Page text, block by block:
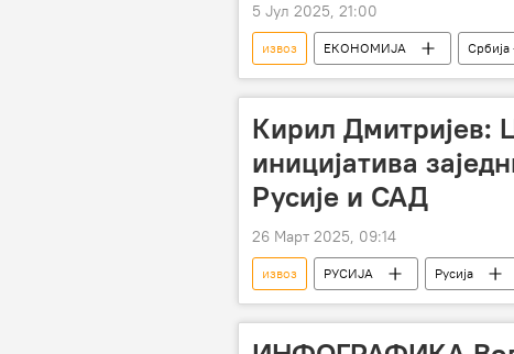
5 Јул 2025, 21:00
извоз ЕКОНОМИЈА Србија
Драгана Митровић
Кирил Дмитријев:
иницијатива
Русије и САД
26 Март 2025, 09:14
извоз РУСИЈА Русија